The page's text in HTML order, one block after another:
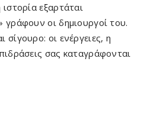
εξαρτάται
γράφουν οι δημιουργοί του.
οι ενέργειες, η
σας καταγράφονται